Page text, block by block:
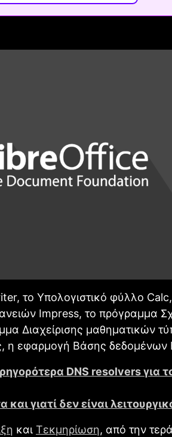
το Υπολογιστικό φύλλο
Impress, το πρόγραμμα
Διαχείρισης μαθηματικών
η εφαρμογή Βάσης δεδομένων
DΝS resolvers για
και γιατί δεν είναι
και Τεκμηρίωση, από την